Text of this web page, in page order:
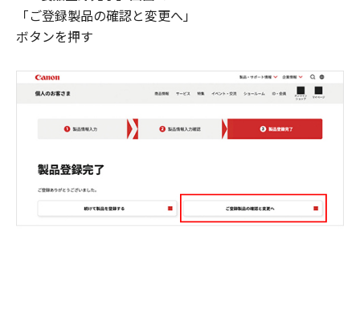
「ご登録製品の確認と変更へ」
ボタンを押す